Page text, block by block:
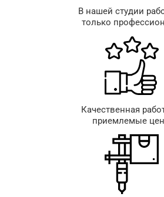
В нашей студии
только
Качественная
приемлемые